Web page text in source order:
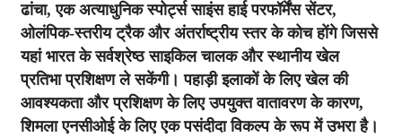
ढांचा, एक अत्याधुनिक स्पोर्ट्स साइंस हाई परफॉर्मेंस सेंटर,
ओलंपिक-स्तरीय ट्रैक और अंतर्राष्ट्रीय स्तर के कोच होंगे जिससे
यहां भारत के सर्वश्रेष्ठ साइकिल चालक और स्थानीय खेल
प्रतिभा प्रशिक्षण ले सकेंगी। पहाड़ी इलाकों के लिए खेल की
आवश्यकता और प्रशिक्षण के लिए उपयुक्त वातावरण के कारण,
शिमला एनसीओई के लिए एक पसंदीदा विकल्प के रूप में उभरा है।